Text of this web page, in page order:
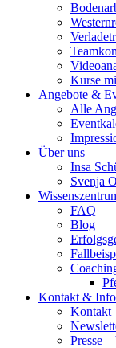
Kurse
Angebote &
Alle
Über uns
Insa
Svenja
FAQ
Blog
Kontakt &
Kontakt
Presse